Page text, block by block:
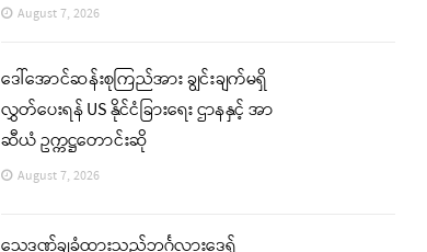
August 7, 2026
ဒေါ်အောင်ဆန်းစုကြည်အား ချွင်းချက်မရှိ
လွှတ်ပေးရန် US နိုင်ငံခြားရေး ဌာနနှင့် အာ
ဆီယံ ဥက္ကဋ္ဌတောင်းဆို
August 7, 2026